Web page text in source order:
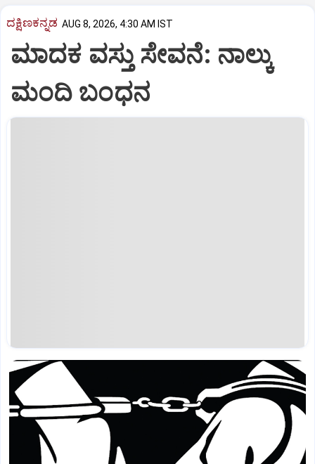
ದಕ್ಷಿಣಕನ್ನಡ AUG 8, 2026, 4:30 AM IST
ಮಾದಕ ವಸ್ತು ಸೇವನೆ: ನಾಲ್ಕು
ಮಂದಿ ಬಂಧನ